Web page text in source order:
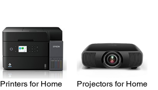
Printers for Home Projectors for Home